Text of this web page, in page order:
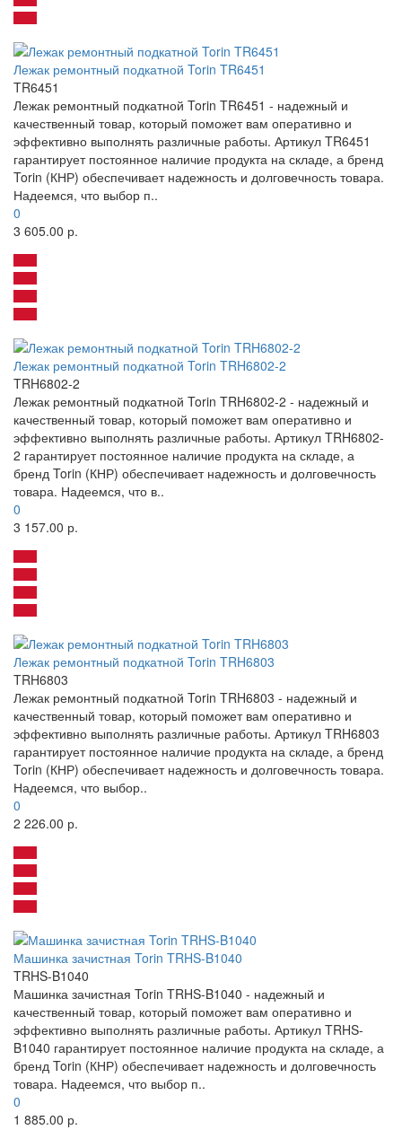
Лежак ремонтный подкатной Torin TR6451
TR6451
Лежак ремонтный подкатной Torin TR6451 - надежный и
качественный товар, который поможет вам оперативно и
эффективно выполнять различные работы. Артикул TR6451
гарантирует постоянное наличие продукта на складе, а бренд
Torin (КНР) обеспечивает надежность и долговечность товара.
Надеемся, что выбор п..
0
3 605.00 р.
Лежак ремонтный подкатной Torin TRH6802-2
TRH6802-2
Лежак ремонтный подкатной Torin TRH6802-2 - надежный и
качественный товар, который поможет вам оперативно и
эффективно выполнять различные работы. Артикул TRH6802-
2 гарантирует постоянное наличие продукта на складе, а
бренд Torin (КНР) обеспечивает надежность и долговечность
товара. Надеемся, что в..
0
3 157.00 р.
Лежак ремонтный подкатной Torin TRH6803
TRH6803
Лежак ремонтный подкатной Torin TRH6803 - надежный и
качественный товар, который поможет вам оперативно и
эффективно выполнять различные работы. Артикул TRH6803
гарантирует постоянное наличие продукта на складе, а бренд
Torin (КНР) обеспечивает надежность и долговечность товара.
Надеемся, что выбор..
0
2 226.00 р.
Машинка зачистная Torin TRHS-B1040
TRHS-B1040
Машинка зачистная Torin TRHS-B1040 - надежный и
качественный товар, который поможет вам оперативно и
эффективно выполнять различные работы. Артикул TRHS-
B1040 гарантирует постоянное наличие продукта на складе, а
бренд Torin (КНР) обеспечивает надежность и долговечность
товара. Надеемся, что выбор п..
0
1 885.00 р.